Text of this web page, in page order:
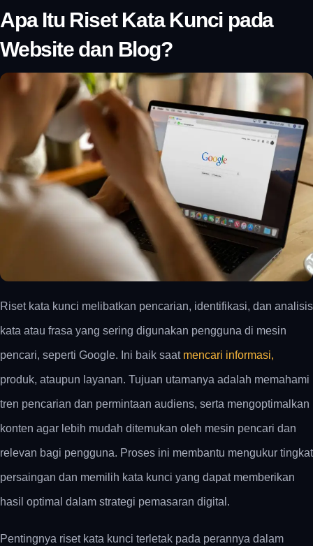
Apa Itu Riset Kata Kunci pada
Website dan Blog?
Riset kata kunci melibatkan pencarian, identifikasi, dan analisis
kata atau frasa yang sering digunakan pengguna di mesin
pencari, seperti Google. Ini baik saat mencari informasi,
produk, ataupun layanan. Tujuan utamanya adalah memahami
tren pencarian dan permintaan audiens, serta mengoptimalkan
konten agar lebih mudah ditemukan oleh mesin pencari dan
relevan bagi pengguna. Proses ini membantu mengukur tingkat
persaingan dan memilih kata kunci yang dapat memberikan
hasil optimal dalam strategi pemasaran digital.
Pentingnya riset kata kunci terletak pada perannya dalam